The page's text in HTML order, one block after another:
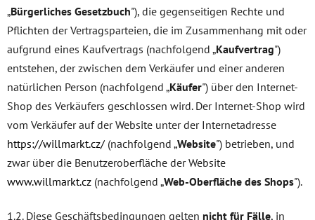
„Bürgerliches Gesetzbuch"), die gegenseitigen Rechte und
Pflichten der Vertragsparteien, die im Zusammenhang mit oder
aufgrund eines Kaufvertrags (nachfolgend „Kaufvertrag")
entstehen, der zwischen dem Verkäufer und einer anderen
natürlichen Person (nachfolgend „Käufer") über den Internet-
Shop des Verkäufers geschlossen wird. Der Internet-Shop wird
vom Verkäufer auf der Website unter der Internetadresse
https://willmarkt.cz/ (nachfolgend „Website") betrieben, und
zwar über die Benutzeroberfläche der Website
www.willmarkt.cz (nachfolgend „Web-Oberfläche des Shops").
1.2. Diese Geschäftsbedingungen gelten nicht für Fälle, in